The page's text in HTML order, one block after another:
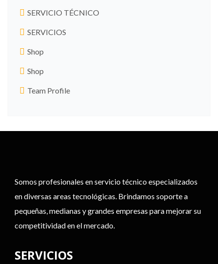
SERVICIO TÉCNICO
SERVICIOS
Shop
Shop
Team Profile
Somos profesionales en servicio técnico especializados
en diversas areas tecnológicas. Brindamos soporte a
pequeñas, medianas y grandes empresas para mejorar su
competitividad en el mercado.
SERVICIOS